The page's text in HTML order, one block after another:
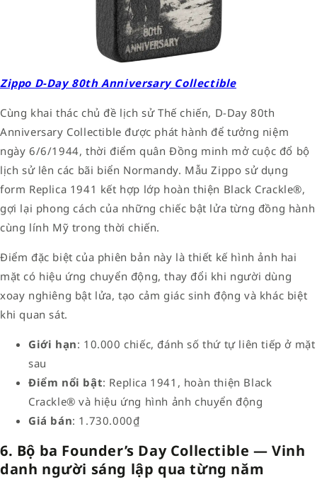
Zippo D-Day 80th Anniversary Collectible
Cùng khai thác chủ đề lịch sử Thế chiến, D-Day 80th
Anniversary Collectible được phát hành để tưởng niệm
ngày 6/6/1944, thời điểm quân Đồng minh mở cuộc đổ bộ
lịch sử lên các bãi biển Normandy. Mẫu Zippo sử dụng
form Replica 1941 kết hợp lớp hoàn thiện Black Crackle®,
gợi lại phong cách của những chiếc bật lửa từng đồng hành
cùng lính Mỹ trong thời chiến.
Điểm đặc biệt của phiên bản này là thiết kế hình ảnh hai
mặt có hiệu ứng chuyển động, thay đổi khi người dùng
xoay nghiêng bật lửa, tạo cảm giác sinh động và khác biệt
khi quan sát.
Giới hạn: 10.000 chiếc, đánh số thứ tự liên tiếp ở mặt
sau
Điểm nổi bật: Replica 1941, hoàn thiện Black
Crackle® và hiệu ứng hình ảnh chuyển động
Giá bán: 1.730.000₫
6. Bộ ba Founder’s Day Collectible — Vinh
danh người sáng lập qua từng năm